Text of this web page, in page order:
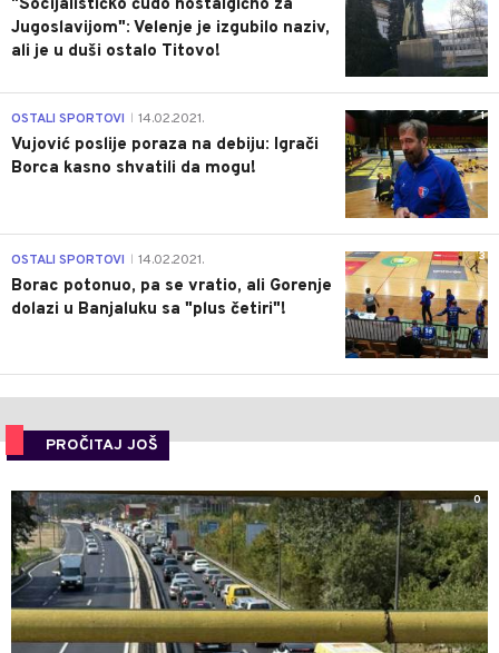
"Socijalističko čudo nostalgično za
Jugoslavijom": Velenje je izgubilo naziv,
ali je u duši ostalo Titovo!
1
OSTALI SPORTOVI 14.02.2021.
Vujović poslije poraza na debiju: Igrači
Borca kasno shvatili da mogu!
3
OSTALI SPORTOVI 14.02.2021.
Borac potonuo, pa se vratio, ali Gorenje
dolazi u Banjaluku sa "plus četiri"!
PROČITAJ JOŠ
0